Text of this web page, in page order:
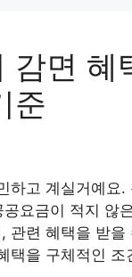
감면
준
고 계실거예요.
요금이 적지 않
관련 혜택을 받
택을 구체적인